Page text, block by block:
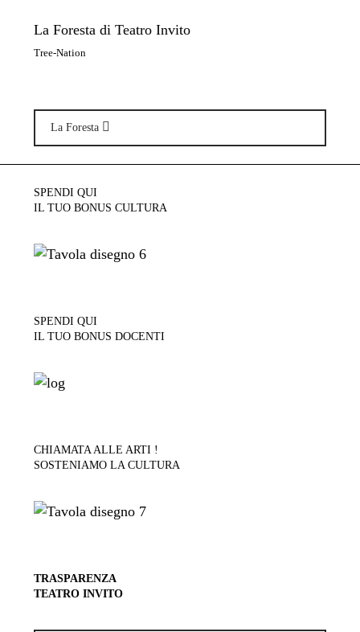
La Foresta di Teatro Invito
Tree-Nation
La Foresta
SPENDI QUI
IL TUO BONUS CULTURA
SPENDI QUI
IL TUO BONUS DOCENTI
CHIAMATA ALLE ARTI !
SOSTENIAMO LA CULTURA
TRASPARENZA
TEATRO INVITO